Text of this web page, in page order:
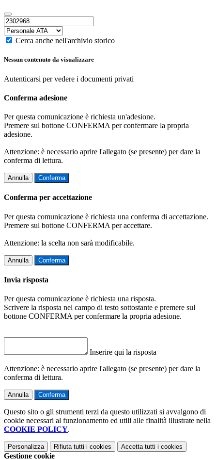
Cerca anche nell'archivio storico
Nessun contenuto da visualizzare
Autenticarsi per vedere i documenti privati
Conferma adesione
Per questa comunicazione è richiesta un'adesione.
Premere sul bottone CONFERMA per confermare la propria
adesione.
Attenzione: è necessario aprire l'allegato (se presente) per dare la
conferma di lettura.
Annulla Conferma
Conferma per accettazione
Per questa comunicazione è richiesta una conferma di accettazione.
Premere sul bottone CONFERMA per accettare.
Attenzione: la scelta non sarà modificabile.
Annulla Conferma
Invia risposta
Per questa comunicazione è richiesta una risposta.
Scrivere la risposta nel campo di testo sottostante e premere sul
bottone CONFERMA per confermare la propria adesione.
Inserire qui la risposta
Attenzione: è necessario aprire l'allegato (se presente) per dare la
conferma di lettura.
Annulla Conferma
Questo sito o gli strumenti terzi da questo utilizzati si avvalgono di
cookie necessari al funzionamento ed utili alle finalità illustrate nella
COOKIE POLICY.
Personalizza Rifiuta tutti i cookies Accetta tutti i cookies
Gestione cookie